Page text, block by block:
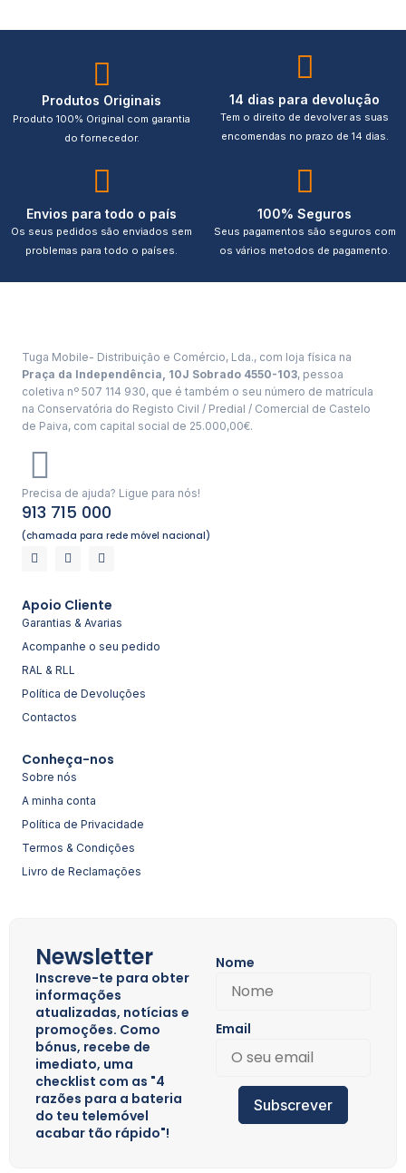
Produtos Originais
Produto 100% Original com garantia
do fornecedor.
14 dias para devolução
Tem o direito de devolver as suas
encomendas no prazo de 14 dias.
Envios para todo o país
Os seus pedidos são enviados sem
problemas para todo o países.
100% Seguros
Seus pagamentos são seguros com
os vários metodos de pagamento.
Tuga Mobile- Distribuição e Comércio, Lda., com loja física na
Praça da Independência, 10J Sobrado 4550-103, pessoa
coletiva nº 507 114 930, que é também o seu número de matrícula
na Conservatória do Registo Civil / Predial / Comercial de Castelo
de Paiva, com capital social de 25.000,00€.
Precisa de ajuda? Ligue para nós!
913 715 000
(chamada para rede móvel nacional)
Apoio Cliente
Garantias & Avarias
Acompanhe o seu pedido
RAL & RLL
Política de Devoluções
Contactos
Conheça-nos
Sobre nós
A minha conta
Política de Privacidade
Termos & Condições
Livro de Reclamações
Newsletter
Inscreve-te para obter
informações
atualizadas, notícias e
promoções. Como
bónus, recebe de
imediato, uma
checklist com as "4
razões para a bateria
do teu telemóvel
acabar tão rápido"!
Nome
Email
Subscrever